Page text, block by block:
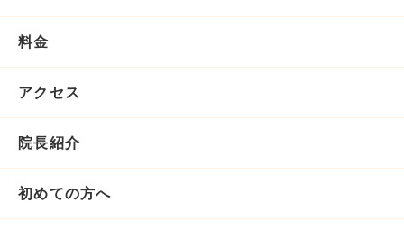
料金
アクセス
院長紹介
初めての方へ